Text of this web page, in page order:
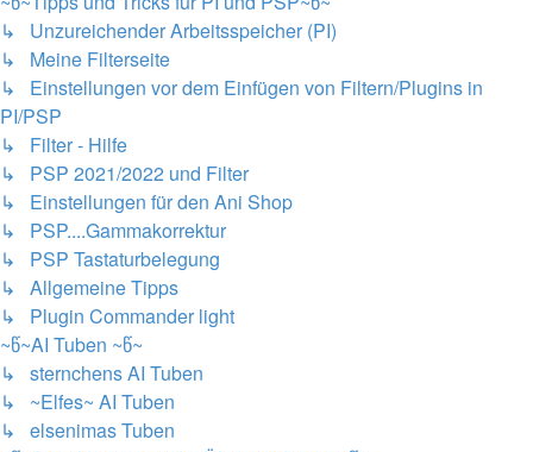
↳ Unzureichender Arbeitsspeicher (PI)
↳ Meine Filterseite
↳ Einstellungen vor dem Einfügen von Filtern/Plugins in
PI/PSP
↳ Filter - Hilfe
↳ PSP 2021/2022 und Filter
↳ Einstellungen für den Ani Shop
↳ PSP....Gammakorrektur
↳ PSP Tastaturbelegung
↳ Allgemeine Tipps
↳ Plugin Commander light
~წ~AI Tuben ~წ~
↳ sternchens AI Tuben
↳ ~Elfes~ AI Tuben
↳ elsenimas Tuben